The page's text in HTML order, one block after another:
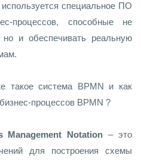
специальное ПО
процессов, способные не
и обеспечивать реальную
такое система BPMN и как
процессов BPMN ?
Management Notation – это
для построения схемы